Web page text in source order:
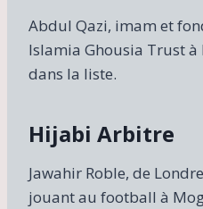
Abdul Qazi, imam et
Islamia Ghousia Trust à
dans la liste.
Hijabi Arbitre
Jawahir Roble, de
jouant au football à